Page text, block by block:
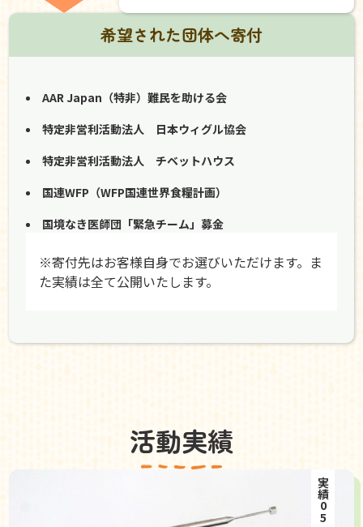
希望された団体へ寄付
AAR Japan（特非）難民を助ける会
特定非営利活動法人 日本ウィグル協会
特定非営利活動法人 チベットハウス
国連WFP（WFP国連世界食糧計画）
国境なき医師団「緊急チーム」募金
※寄付先はお客様自身でお選びいただけます。ま
た実績は全て公開いたします。
活動実績
実績05